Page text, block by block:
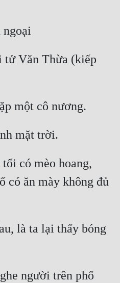
ngoại
tử Văn Thừa (kiếp
một cô nương.
mặt trời.
có mèo hoang,
có ăn mày không đủ
là ta lại thấy bóng
người trên phố